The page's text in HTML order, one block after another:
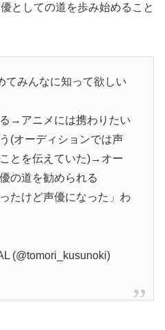
としての道を歩み始めること
てみんなに知って欲しい
→アニメには携わりたい
(オーディションでは声
とを伝えていた)→オー
の道を勧められる
たけど声優になった」わ
(@tomori_kusunoki)